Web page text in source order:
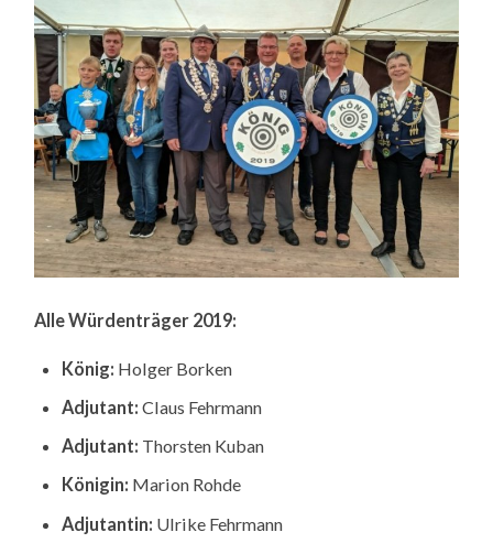
SCHÜTZENKÖNIGIN
2019
Alle Würdenträger 2019:
König: Holger Borken
Adjutant: Claus Fehrmann
Adjutant: Thorsten Kuban
Königin: Marion Rohde
Adjutantin: Ulrike Fehrmann